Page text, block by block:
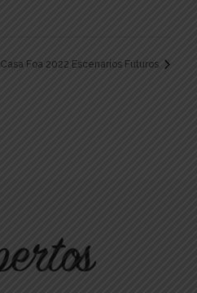
Casa Foa 2022 Escenarios Futuros